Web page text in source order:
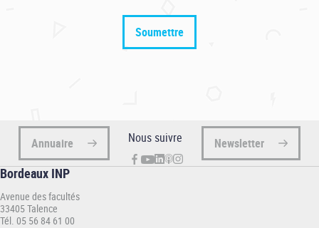
Annuaire Nous suivre Newsletter
Bordeaux INP
Avenue des facultés
33405 Talence
Tél. 05 56 84 61 00